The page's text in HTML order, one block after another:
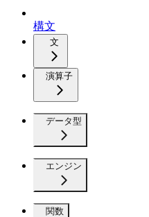
構文
文
演算子
データ型
エンジン
関数